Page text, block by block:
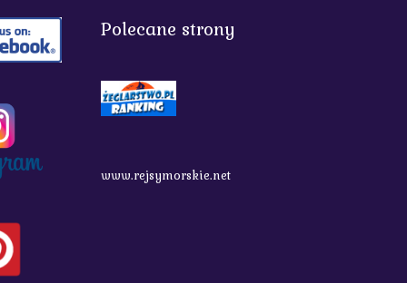
Polecane strony
www.rejsymorskie.net